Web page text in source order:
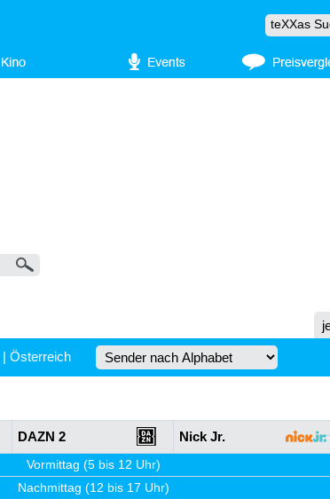
| Österreich
DAZN 2 Nick Jr.
Vormittag (5 bis 12 Uhr)
Nachmittag (12 bis 17 Uhr)